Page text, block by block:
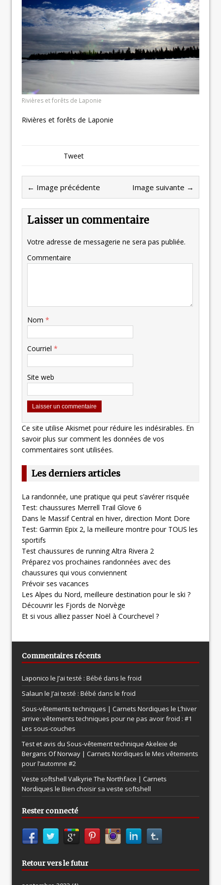
Rivières et forêts de Laponie
Rivières et forêts de Laponie
Tweet
← Image précédente Image suivante →
Laisser un commentaire
Votre adresse de messagerie ne sera pas publiée.
Commentaire
Nom *
Courriel *
Site web
Ce site utilise Akismet pour réduire les indésirables. En
savoir plus sur comment les données de vos
commentaires sont utilisées.
Les derniers articles
La randonnée, une pratique qui peut s’avérer risquée
Test: chaussures Merrell Trail Glove 6
Dans le Massif Central en hiver, direction Mont Dore
Test: Garmin Epix 2, la meilleure montre pour TOUS les
sportifs
Test chaussures de running Altra Rivera 2
Préparez vos prochaines randonnées avec des
chaussures qui vous conviennent
Prévoir ses vacances
Les Alpes du Nord, meilleure destination pour le ski ?
Découvrir les Fjords de Norvège
Et si vous alliez passer Noël à Courchevel ?
Commentaires récents
Laponico le J’ai testé : Bébé dans le froid
Salaun le J’ai testé : Bébé dans le froid
Sous-vêtements techniques | Carnets Nordiques le L’hiver
arrive: vêtements techniques pour ne pas avoir froid : #1
Les sous-couches
Test et avis du Sous-vêtement technique Akeleie de
Bergans Of Norway | Carnets Nordiques le Mes vêtements
pour l’automne #2
Veste softshell Valkyrie The Northface | Carnets
Nordiques le Bien choisir sa veste softshell
Rester connecté
Retour vers le futur